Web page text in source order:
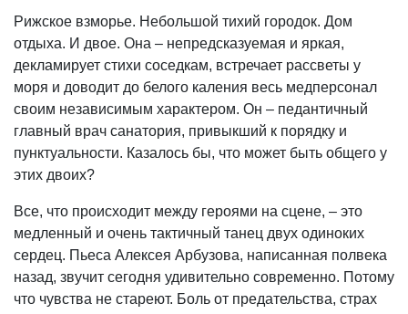
Рижское взморье. Небольшой тихий городок. Дом
отдыха. И двое. Она – непредсказуемая и яркая,
декламирует стихи соседкам, встречает рассветы у
моря и доводит до белого каления весь медперсонал
своим независимым характером. Он – педантичный
главный врач санатория, привыкший к порядку и
пунктуальности. Казалось бы, что может быть общего у
этих двоих?
Все, что происходит между героями на сцене, – это
медленный и очень тактичный танец двух одиноких
сердец. Пьеса Алексея Арбузова, написанная полвека
назад, звучит сегодня удивительно современно. Потому
что чувства не стареют. Боль от предательства, страх